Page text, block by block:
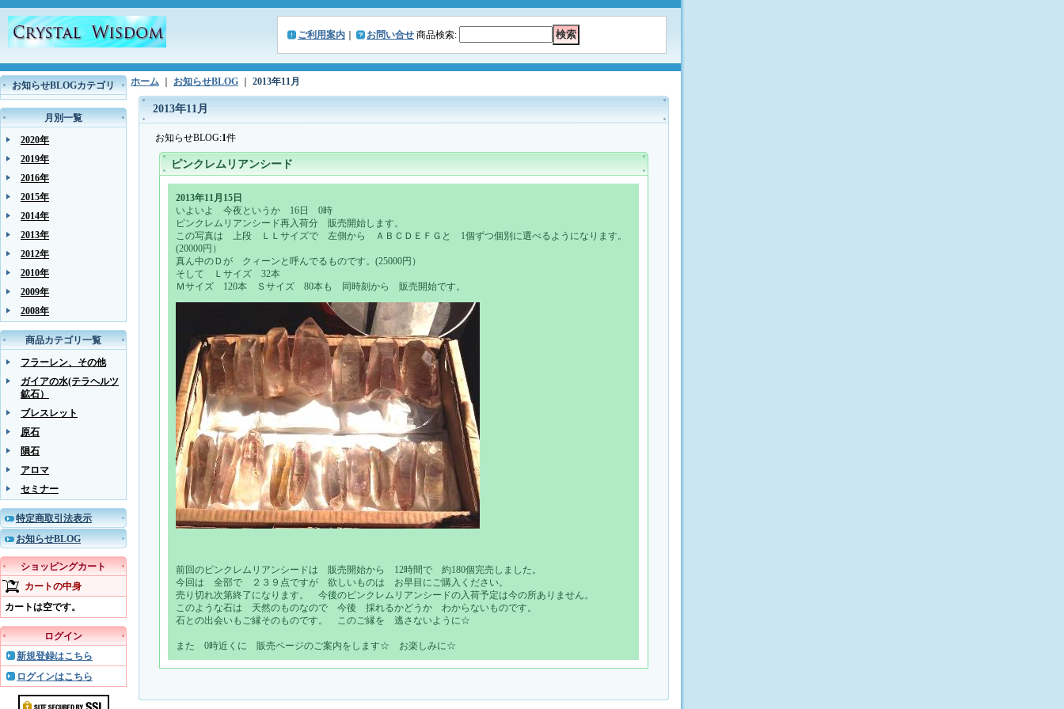
ご利用案内 お問い合せ 商品検索:
お知らせBLOGカテゴリ
月別一覧
2020年
2019年
2016年
2015年
2014年
2013年
2012年
2010年
2009年
2008年
商品カテゴリ一覧
フラーレン、その他
ガイアの水(テラヘルツ
鉱石）
ブレスレット
原石
隕石
アロマ
セミナー
特定商取引法表示
お知らせBLOG
ショッピングカート
カートの中身
カートは空です。
ログイン
新規登録はこちら
ログインはこちら
ホーム お知らせBLOG 2013年11月
2013年11月
お知らせBLOG:1件
ピンクレムリアンシード
2013年11月15日
いよいよ 今夜というか 16日 0時
ピンクレムリアンシード再入荷分 販売開始します。
この写真は 上段 ＬＬサイズで 左側から ＡＢＣＤＥＦＧと 1個ずつ個別に選べるようになります。
(20000円）
真ん中のＤが クィーンと呼んでるものです。(25000円）
そして Ｌサイズ 32本
Ｍサイズ 120本 Ｓサイズ 80本も 同時刻から 販売開始です。
前回のピンクレムリアンシードは 販売開始から 12時間で 約180個完売しました。
今回は 全部で ２３９点ですが 欲しいものは お早目にご購入ください。
売り切れ次第終了になります。 今後のピンクレムリアンシードの入荷予定は今の所ありません。
このような石は 天然のものなので 今後 採れるかどうか わからないものです。
石との出会いもご縁そのものです。 このご縁を 逃さないように☆
また 0時近くに 販売ページのご案内をします☆ お楽しみに☆